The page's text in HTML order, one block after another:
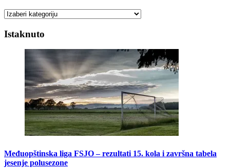
Kategorije
Istaknuto
Međuopštinska liga FSJO – rezultati 15. kola i završna tabela
jesenje polusezone